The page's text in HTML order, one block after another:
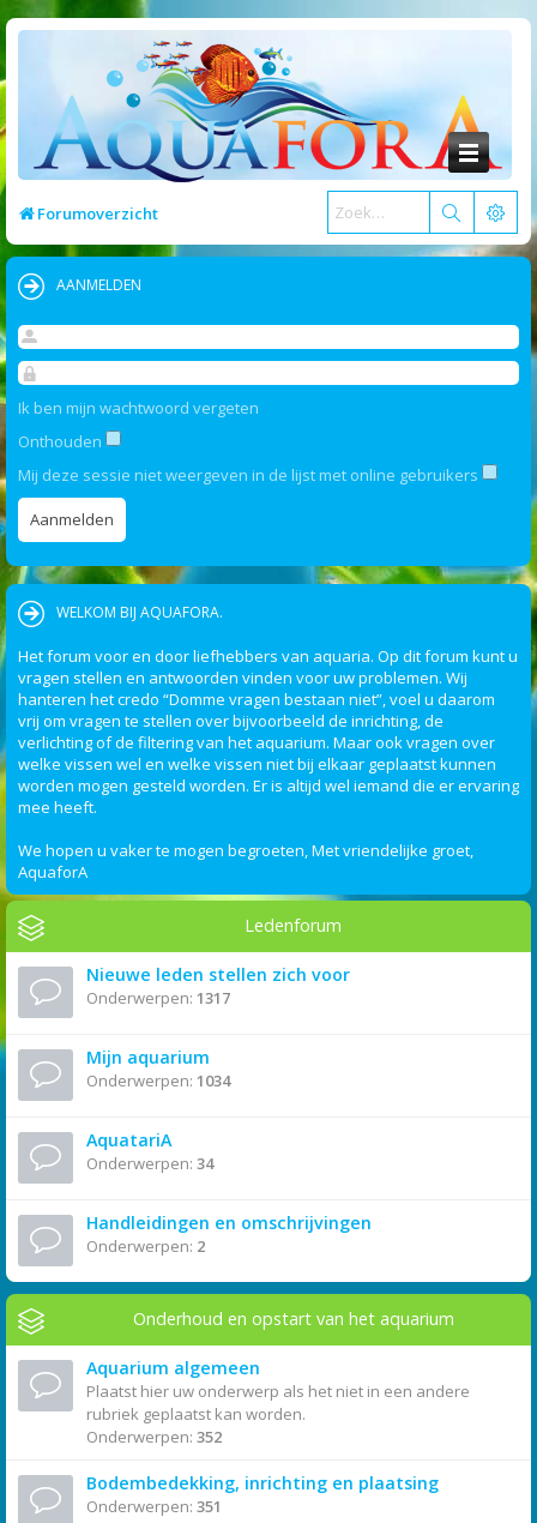
Forumoverzicht
AANMELDEN
Ik ben mijn wachtwoord vergeten
Onthouden
Mij deze sessie niet weergeven in de lijst met online gebruikers
WELKOM BIJ AQUAFORA.
Het forum voor en door liefhebbers van aquaria. Op dit forum kunt u
vragen stellen en antwoorden vinden voor uw problemen. Wij
hanteren het credo “Domme vragen bestaan niet”, voel u daarom
vrij om vragen te stellen over bijvoorbeeld de inrichting, de
verlichting of de filtering van het aquarium. Maar ook vragen over
welke vissen wel en welke vissen niet bij elkaar geplaatst kunnen
worden mogen gesteld worden. Er is altijd wel iemand die er ervaring
mee heeft.
We hopen u vaker te mogen begroeten, Met vriendelijke groet,
AquaforA
Ledenforum
Nieuwe leden stellen zich voor
Onderwerpen: 1317
Mijn aquarium
Onderwerpen: 1034
AquatariA
Onderwerpen: 34
Handleidingen en omschrijvingen
Onderwerpen: 2
Onderhoud en opstart van het aquarium
Aquarium algemeen
Plaatst hier uw onderwerp als het niet in een andere
rubriek geplaatst kan worden.
Onderwerpen: 352
Bodembedekking, inrichting en plaatsing
Onderwerpen: 351